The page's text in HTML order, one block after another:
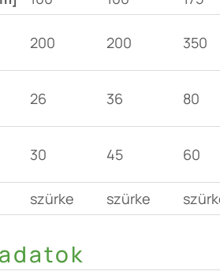
200 200 350
26 36 80
30 45 60
szürke szürke